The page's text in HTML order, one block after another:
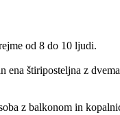
od 8 do 10 ljudi.
štiriposteljna z
z balkonom in